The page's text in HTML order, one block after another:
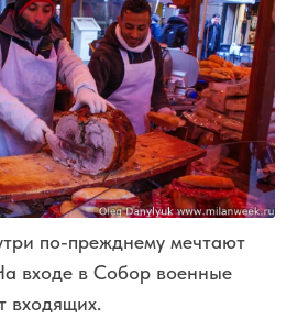
по-прежднему мечтают
входе в Собор военные
входящих.